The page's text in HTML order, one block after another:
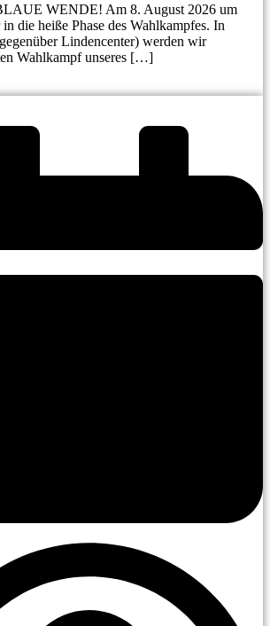
WENDE! Am 8. August 2026 um
die heiße Phase des Wahlkampfes. In
Lindencenter) werden wir
Wahlkampf unseres […]